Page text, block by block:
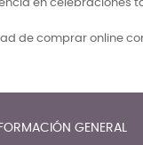
en celebraciones
de comprar online
GENERAL